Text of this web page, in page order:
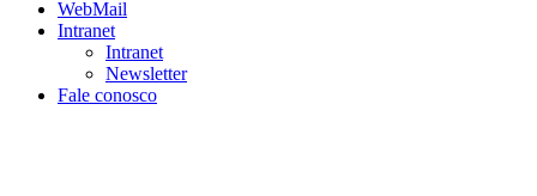
WebMail
Intranet
Intranet
Newsletter
Fale conosco